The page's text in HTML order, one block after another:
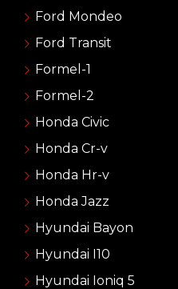
Ford Mondeo
Ford Transit
Formel-1
Formel-2
Honda Civic
Honda Cr-v
Honda Hr-v
Honda Jazz
Hyundai Bayon
Hyundai I10
Hyundai Ioniq 5